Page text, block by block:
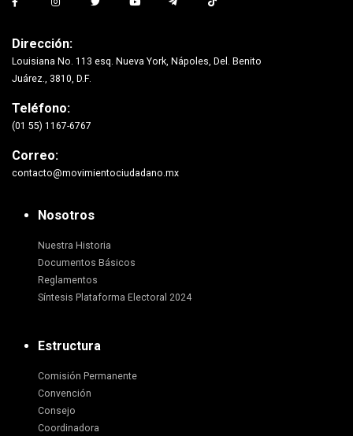
Dirección:
Louisiana No. 113 esq. Nueva York, Nápoles, Del. Benito
Juárez., 3810, D.F.
Teléfono:
(01 55) 1167-6767
Correo:
contacto@movimientociudadano.mx
Nosotros
Nuestra Historia
Documentos Básicos
Reglamentos
Síntesis Plataforma Electoral 2024
Estructura
Comisión Permanente
Convención
Consejo
Coordinadora